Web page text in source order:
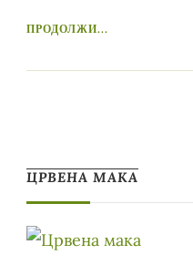
ПРОДОЛЖИ...
ЦРВЕНА МАКА